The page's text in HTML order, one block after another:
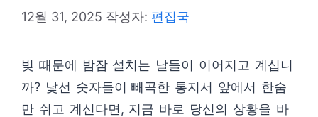
12월 31, 2025 작성자: 편집국
빚 때문에 밤잠 설치는 날들이 이어지고 계십니
까? 낯선 숫자들이 빼곡한 통지서 앞에서 한숨
만 쉬고 계신다면, 지금 바로 당신의 상황을 바